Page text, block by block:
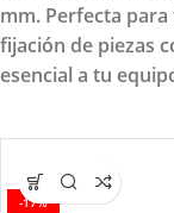
mm. Perfecta
fijación de piezas
esencial a tu
-17%